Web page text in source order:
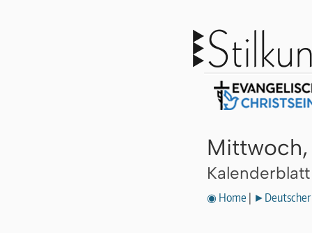
◉ Home ►Deutscher